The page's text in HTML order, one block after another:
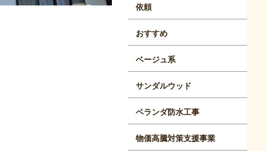
依頼
おすすめ
ベージュ系
サンダルウッド
ベランダ防水工事
物価高騰対策支援事業